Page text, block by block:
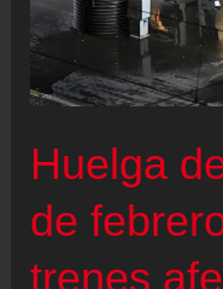
“Vayas
donde
vayas
un
Huelga
de
trenes